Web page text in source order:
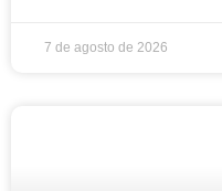
7 de agosto de 2026